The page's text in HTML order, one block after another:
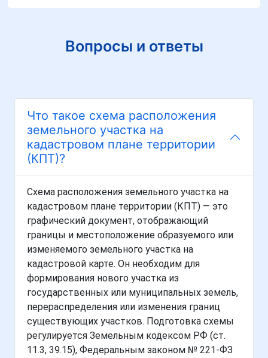
Вопросы и ответы
Что такое схема расположения
земельного участка на
кадастровом плане территории
(КПТ)?
Схема расположения земельного участка на
кадастровом плане территории (КПТ) — это
графический документ, отображающий
границы и местоположение образуемого или
изменяемого земельного участка на
кадастровой карте. Он необходим для
формирования нового участка из
государственных или муниципальных земель,
перераспределения или изменения границ
существующих участков. Подготовка схемы
регулируется Земельным кодексом РФ (ст.
11.3, 39.15), Федеральным законом № 221-ФЗ